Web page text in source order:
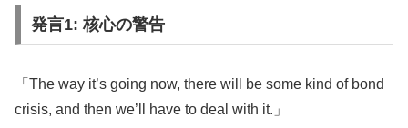
発言1: 核心の警告
「The way it’s going now, there will be some kind of bond
crisis, and then we’ll have to deal with it.」